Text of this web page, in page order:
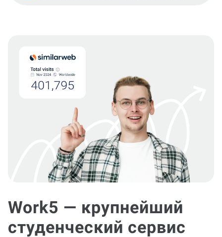
Work5 — крупнейший
студенческий сервис